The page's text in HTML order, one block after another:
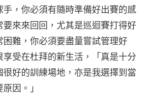
手，你必須有隨時準備好出賽的感
要來來回回，尤其是巡迴賽打得好
困難，你必須要盡量嘗試管理好
享受在杜拜的新生活，「真是十分
好的訓練場地，亦是我選擇到當
因。」